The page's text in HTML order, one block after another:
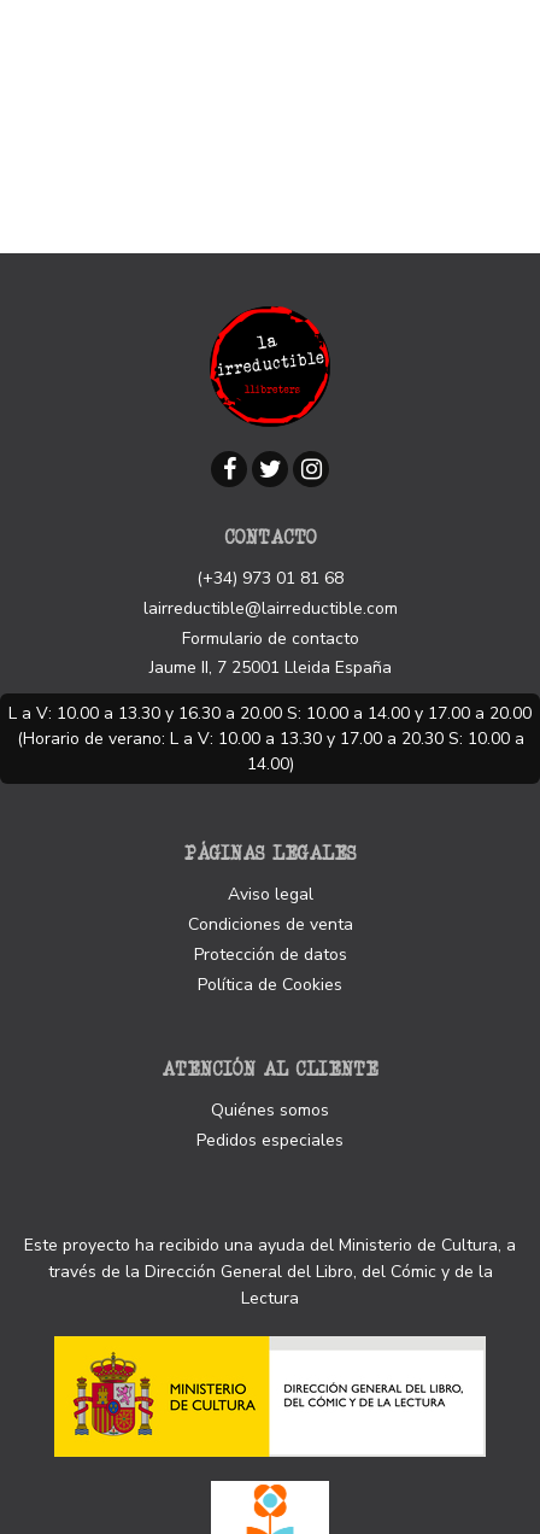
CONTACTO
(+34) 973 01 81 68
lairreductible@lairreductible.com
Formulario de contacto
Jaume II, 7 25001 Lleida España
L a V: 10.00 a 13.30 y 16.30 a 20.00 S: 10.00 a 14.00 y 17.00 a 20.00
(Horario de verano: L a V: 10.00 a 13.30 y 17.00 a 20.30 S: 10.00 a
14.00)
PÁGINAS LEGALES
Aviso legal
Condiciones de venta
Protección de datos
Política de Cookies
ATENCIÓN AL CLIENTE
Quiénes somos
Pedidos especiales
Este proyecto ha recibido una ayuda del Ministerio de Cultura, a
través de la Dirección General del Libro, del Cómic y de la
Lectura